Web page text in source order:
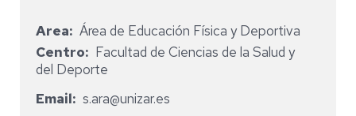
Area
Área de Educación Física y Deportiva
Centro
Facultad de Ciencias de la Salud y
del Deporte
Email
s.ara@unizar.es